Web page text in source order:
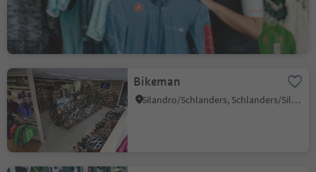
Bikeman
Silandro/Schlanders, Schlanders/Silandro, Vinschgau/Val Venosta